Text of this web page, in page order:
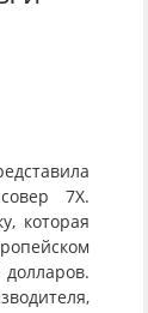
7X.
которая